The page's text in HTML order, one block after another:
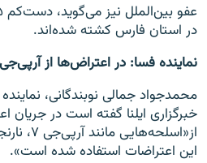
در استان فارس کشته شده‌اند.
نماینده فسا: در اعتراض‌ها از آرپی‌جی ۷ استفاده شد
محمدجواد جمالی نوبندگانی،
خبرگزاری ایلنا گفته است در جریان
این اعتراضات استفاده شده است».